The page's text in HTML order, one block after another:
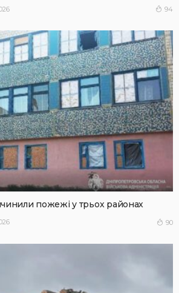
94
пожежі у трьох районах
90